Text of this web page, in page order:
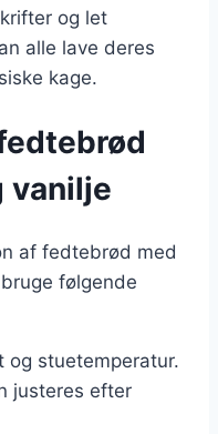
og let
alle lave deres
kage.
vanilje
af fedtebrød med
følgende
og stuetemperatur.
justeres efter